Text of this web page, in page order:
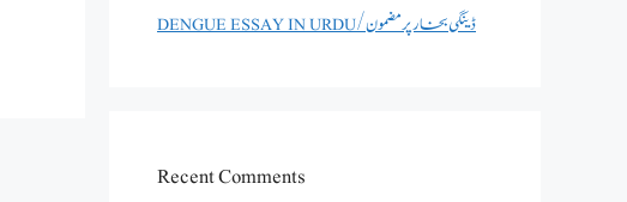
DENGUE ESSAY IN URDU/ڈینگی بخار پر مضمون
Recent Comments